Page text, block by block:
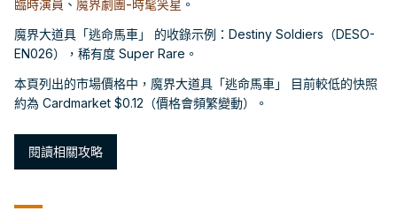
臨時演員 、 魔界劇團-時髦笑星 。
魔界大道具「逃命馬車」 的收錄示例：Destiny Soldiers（DESO-
EN026），稀有度 Super Rare。
本頁列出的市場價格中，魔界大道具「逃命馬車」 目前較低的快照
約為 Cardmarket $0.12（價格會頻繁變動）。
閱讀相關攻略